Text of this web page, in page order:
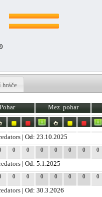
hráče
Pohar Mez. pohar
| Od: 23.10.2025
0 0 0 0 0 0 0
| Od: 5.1.2025
0 0 0 0 0 0 0
| Od: 30.3.2026